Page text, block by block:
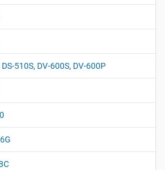
DS-510S, DV-600S, DV-600P